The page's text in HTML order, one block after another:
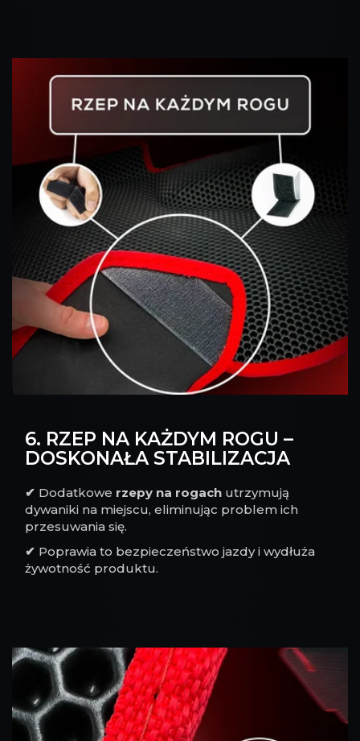
6. RZEP NA KAŻDYM ROGU –
DOSKONAŁA STABILIZACJA
✔ Dodatkowe rzepy na rogach utrzymują
dywaniki na miejscu, eliminując problem ich
przesuwania się.
✔ Poprawia to bezpieczeństwo jazdy i wydłuża
żywotność produktu.